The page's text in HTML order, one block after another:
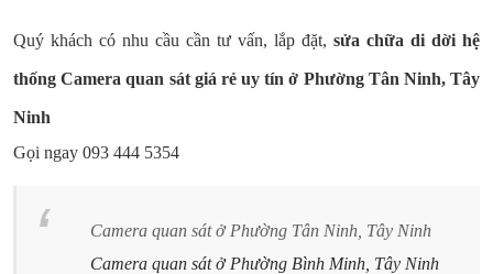
Quý khách có nhu cầu cần tư vấn, lắp đặt, sửa chữa di dời hệ
thống Camera quan sát giá rẻ uy tín ở Phường Tân Ninh, Tây
Ninh
Gọi ngay 093 444 5354
Camera quan sát ở Phường Tân Ninh, Tây Ninh
Camera quan sát ở Phường Bình Minh, Tây Ninh